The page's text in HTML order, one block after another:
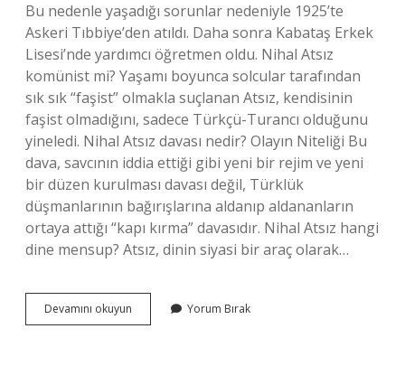
Bu nedenle yaşadığı sorunlar nedeniyle 1925’te
Askeri Tıbbiye’den atıldı. Daha sonra Kabataş Erkek
Lisesi’nde yardımcı öğretmen oldu. Nihal Atsız
komünist mi? Yaşamı boyunca solcular tarafından
sık sık “faşist” olmakla suçlanan Atsız, kendisinin
faşist olmadığını, sadece Türkçü-Turancı olduğunu
yineledi. Nihal Atsız davası nedir? Olayın Niteliği Bu
dava, savcının iddia ettiği gibi yeni bir rejim ve yeni
bir düzen kurulması davası değil, Türklük
düşmanlarının bağırışlarına aldanıp aldananların
ortaya attığı “kapı kırma” davasıdır. Nihal Atsız hangi
dine mensup? Atsız, dinin siyasi bir araç olarak…
Devamını okuyun
Neden
Yorum Bırak